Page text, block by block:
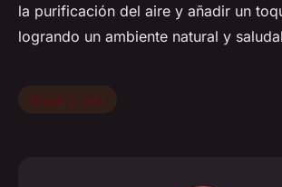
la purificación del aire y añadir un
logrando un ambiente natural y
Hogar y vida